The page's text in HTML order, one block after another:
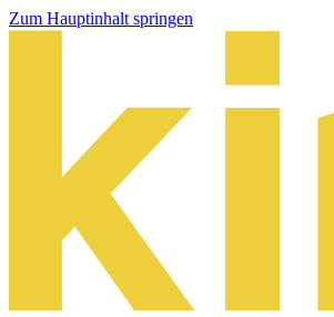
Zum Hauptinhalt springen